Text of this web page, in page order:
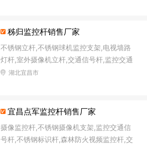
秭归监控杆销售厂家
不锈钢立杆,不锈钢球机监控支架,电视墙路
灯杆,室外摄像机立杆,交通信号杆,监控交通
信号杆,一体化交通信号灯杆,电子监控杆
湖北宜昌市
宜昌点军监控杆销售厂家
摄像监控杆,不锈钢摄像机支架,监控交通信
号杆,不锈钢标识杆,森林防火视频监控杆,交